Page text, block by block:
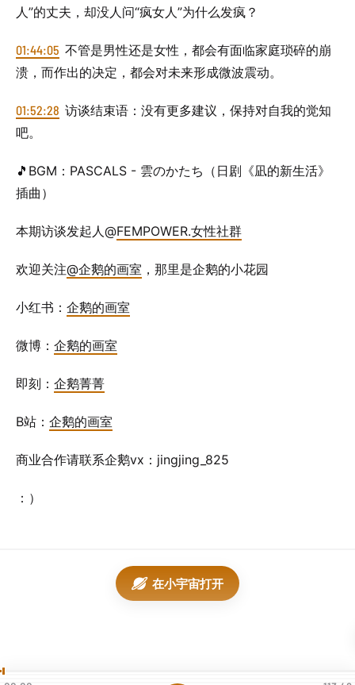
人”的丈夫，却没人问“疯女人”为什么发疯？
01:44:05 不管是男性还是女性，都会有面临家庭琐碎的崩
溃，而作出的决定，都会对未来形成微波震动。
01:52:28 访谈结束语：没有更多建议，保持对自我的觉知
吧。
🎵BGM：PASCALS - 雲のかたち（日剧《凪的新生活》
插曲）
本期访谈发起人@FEMPOWER.女性社群
欢迎关注@企鹅的画室 ，那里是企鹅的小花园
小红书： 企鹅的画室
微博： 企鹅的画室
即刻： 企鹅菁菁
B站： 企鹅的画室
商业合作请联系企鹅vx：jingjing_825
：）
在小宇宙打开